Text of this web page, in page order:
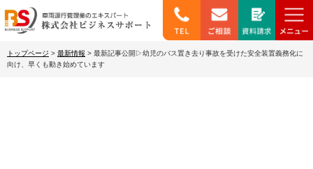
トップページ > 最新情報 > 最新記事公開▷幼児のバス置き去り事故を受けた安全装置義務化に
向け、早くも動き始めています